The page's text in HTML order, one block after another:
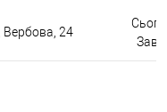
Вербова, 24